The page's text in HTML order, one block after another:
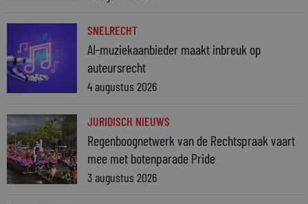
SNELRECHT
AI-muziekaanbieder maakt inbreuk op
auteursrecht
4 augustus 2026
JURIDISCH NIEUWS
Regenboognetwerk van de Rechtspraak vaart
mee met botenparade Pride
3 augustus 2026